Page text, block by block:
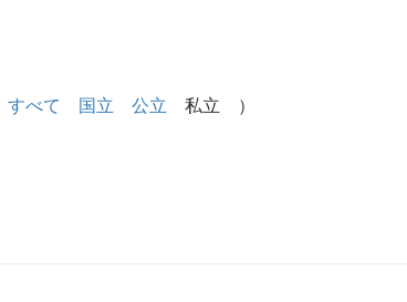
すべて 国立 公立 私立 ）